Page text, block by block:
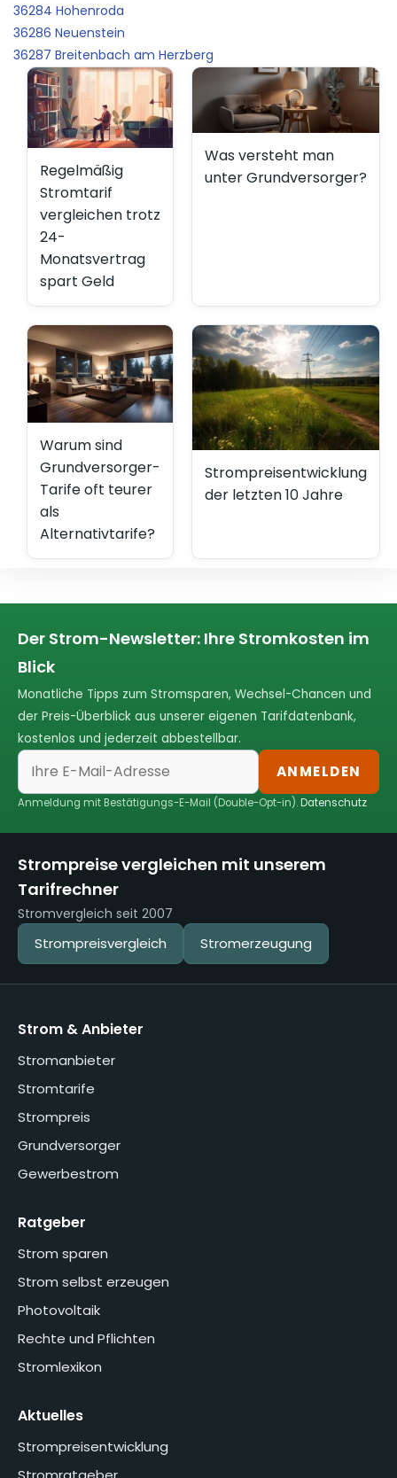
36284 Hohenroda
36286 Neuenstein
36287 Breitenbach am Herzberg
Regelmäßig
Stromtarif
vergleichen trotz
24-
Monatsvertrag
spart Geld
Was versteht man
unter Grundversorger?
Warum sind
Grundversorger-
Tarife oft teurer
als
Alternativtarife?
Strompreisentwicklung
der letzten 10 Jahre
Der Strom-Newsletter: Ihre Stromkosten im
Blick
Monatliche Tipps zum Stromsparen, Wechsel-Chancen und
der Preis-Überblick aus unserer eigenen Tarifdatenbank,
kostenlos und jederzeit abbestellbar.
ANMELDEN
Anmeldung mit Bestätigungs-E-Mail (Double-Opt-in).Datenschutz
Strompreise vergleichen mit unserem
Tarifrechner
Stromvergleich seit 2007
Strompreisvergleich Stromerzeugung
Strom & Anbieter
Stromanbieter
Stromtarife
Strompreis
Grundversorger
Gewerbestrom
Ratgeber
Strom sparen
Strom selbst erzeugen
Photovoltaik
Rechte und Pflichten
Stromlexikon
Aktuelles
Strompreisentwicklung